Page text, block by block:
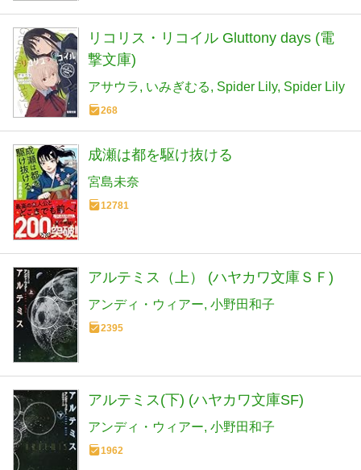
リコリス・リコイル Gluttony days (電
撃文庫)
アサウラ いみぎむる Spider Lily Spider Lily
268
成瀬は都を駆け抜ける
宮島未奈
12781
アルテミス（上） (ハヤカワ文庫ＳＦ)
アンディ・ウィアー 小野田和子
2395
アルテミス(下) (ハヤカワ文庫SF)
アンディ・ウィアー 小野田和子
1962